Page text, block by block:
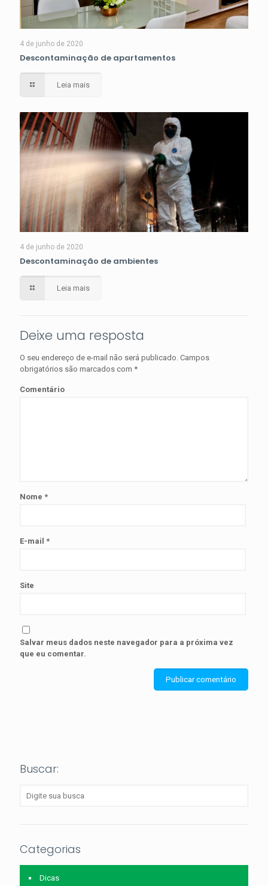
4 de junho de 2020
Descontaminação de apartamentos
Leia mais
4 de junho de 2020
Descontaminação de ambientes
Leia mais
Deixe uma resposta
O seu endereço de e-mail não será publicado. Campos
obrigatórios são marcados com *
Comentário
Nome *
E-mail *
Site
Salvar meus dados neste navegador para a próxima vez
que eu comentar.
Buscar:
Categorias
Dicas